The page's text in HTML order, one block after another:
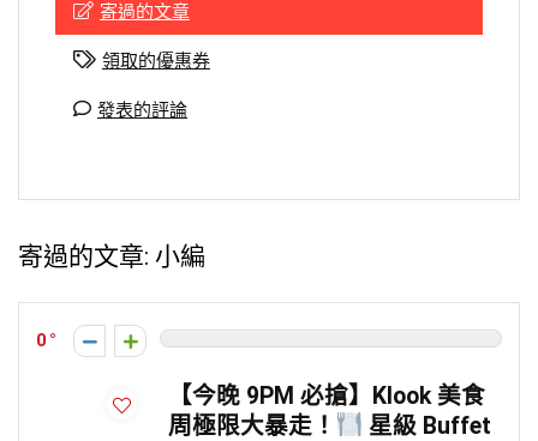
寄過的文章
領取的優惠券
發表的評論
寄過的文章: 小編
0
【今晚 9PM 必搶】Klook 美食
周極限大暴走！
星級 Buffet